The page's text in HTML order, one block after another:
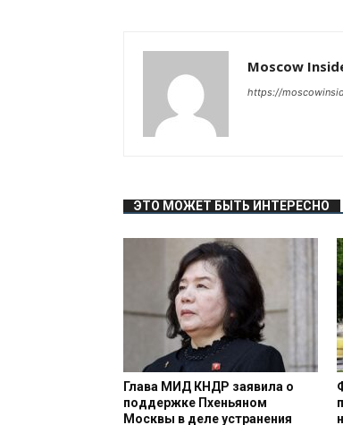
Moscow
https://
ЭТО МОЖЕТ БЫТЬ ИНТЕРЕСНО
Глава МИД КНДР заявила о
поддержке Пхеньяном
Москвы в деле устранения